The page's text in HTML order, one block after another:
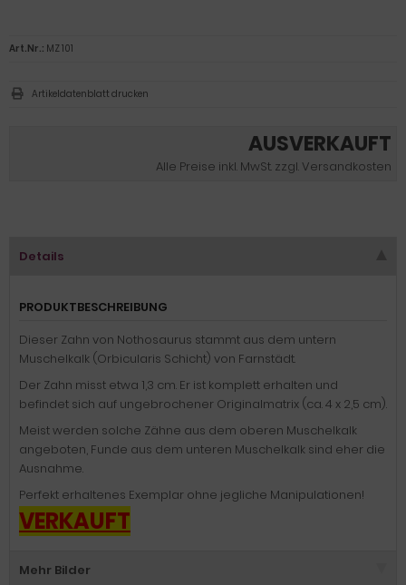
AUSVERKAUFT
Alle Preise inkl. MwSt. zzgl. Versandkosten
Art.Nr.: MZ 101
Artikeldatenblatt drucken
Details
PRODUKTBESCHREIBUNG
Dieser Zahn von Nothosaurus stammt aus dem untern
Muschelkalk (Orbicularis Schicht) von Farnstädt.
Der Zahn misst etwa 1,3 cm. Er ist komplett erhalten und
befindet sich auf ungebrochener Originalmatrix (ca. 4 x 2,5 cm).
Meist werden solche Zähne aus dem oberen Muschelkalk
angeboten, Funde aus dem unteren Muschelkalk sind eher die
Ausnahme.
Perfekt erhaltenes Exemplar ohne jegliche Manipulationen!
VERKAUFT
Mehr Bilder